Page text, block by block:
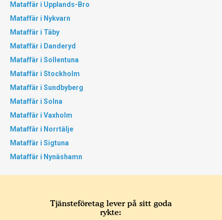
Mataffär i Upplands-Bro
Mataffär i Nykvarn
Mataffär i Täby
Mataffär i Danderyd
Mataffär i Sollentuna
Mataffär i Stockholm
Mataffär i Sundbyberg
Mataffär i Solna
Mataffär i Vaxholm
Mataffär i Norrtälje
Mataffär i Sigtuna
Mataffär i Nynäshamn
Tjänsteföretag lever på sitt goda
rykte: